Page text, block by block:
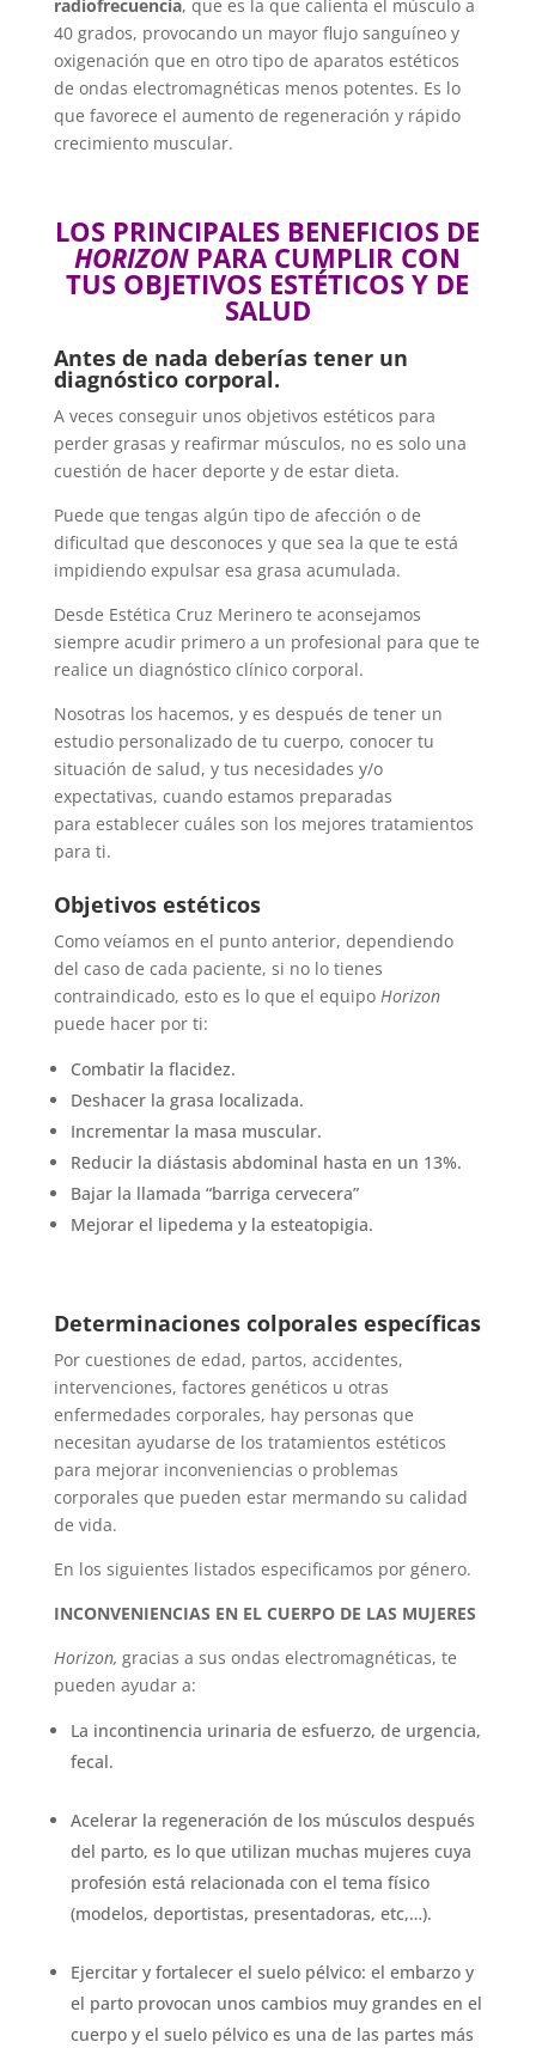
radiofrecuencia, que es la que calienta el músculo a
40 grados, provocando un mayor flujo sanguíneo y
oxigenación que en otro tipo de aparatos estéticos
de ondas electromagnéticas menos potentes. Es lo
que favorece el aumento de regeneración y rápido
crecimiento muscular.
LOS PRINCIPALES BENEFICIOS DE
HORIZON PARA CUMPLIR CON
TUS OBJETIVOS ESTÉTICOS Y DE
SALUD
Antes de nada deberías tener un
diagnóstico corporal.
A veces conseguir unos objetivos estéticos para
perder grasas y reafirmar músculos, no es solo una
cuestión de hacer deporte y de estar dieta.
Puede que tengas algún tipo de afección o de
dificultad que desconoces y que sea la que te está
impidiendo expulsar esa grasa acumulada.
Desde Estética Cruz Merinero te aconsejamos
siempre acudir primero a un profesional para que te
realice un diagnóstico clínico corporal.
Nosotras los hacemos, y es después de tener un
estudio personalizado de tu cuerpo, conocer tu
situación de salud, y tus necesidades y/o
expectativas, cuando estamos preparadas
para establecer cuáles son los mejores tratamientos
para ti.
Objetivos estéticos
Como veíamos en el punto anterior, dependiendo
del caso de cada paciente, si no lo tienes
contraindicado, esto es lo que el equipo Horizon
puede hacer por ti:
Combatir la flacidez.
Deshacer la grasa localizada.
Incrementar la masa muscular.
Reducir la diástasis abdominal hasta en un 13%.
Bajar la llamada “barriga cervecera”
Mejorar el lipedema y la esteatopigia.
Determinaciones colporales específicas
Por cuestiones de edad, partos, accidentes,
intervenciones, factores genéticos u otras
enfermedades corporales, hay personas que
necesitan ayudarse de los tratamientos estéticos
para mejorar inconveniencias o problemas
corporales que pueden estar mermando su calidad
de vida.
En los siguientes listados especificamos por género.
INCONVENIENCIAS EN EL CUERPO DE LAS MUJERES
Horizon, gracias a sus ondas electromagnéticas, te
pueden ayudar a:
La incontinencia urinaria de esfuerzo, de urgencia,
fecal.
Acelerar la regeneración de los músculos después
del parto, es lo que utilizan muchas mujeres cuya
profesión está relacionada con el tema físico
(modelos, deportistas, presentadoras, etc,…).
Ejercitar y fortalecer el suelo pélvico: el embarzo y
el parto provocan unos cambios muy grandes en el
cuerpo y el suelo pélvico es una de las partes más